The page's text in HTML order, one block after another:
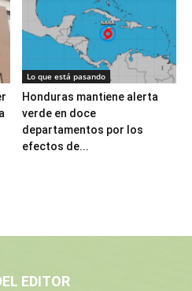
Lo que está pasando
Honduras mantiene alerta
verde en doce
departamentos por los
efectos de...
EDITOR